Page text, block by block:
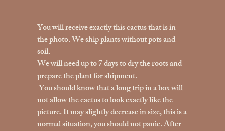
You will receive exactly this cactus that is in
the photo. We ship plants without pots and
soil.
We will need up to 7 days to dry the roots and
prepare the plant for shipment.
You should know that a long trip in a box will
not allow the cactus to look exactly like the
picture. It may slightly decrease in size, this is a
normal situation, you should not panic. After